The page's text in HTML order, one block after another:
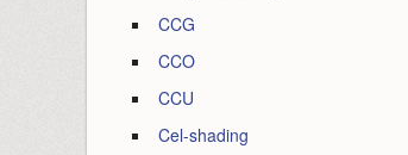
CCG
CCO
CCU
Cel-shading